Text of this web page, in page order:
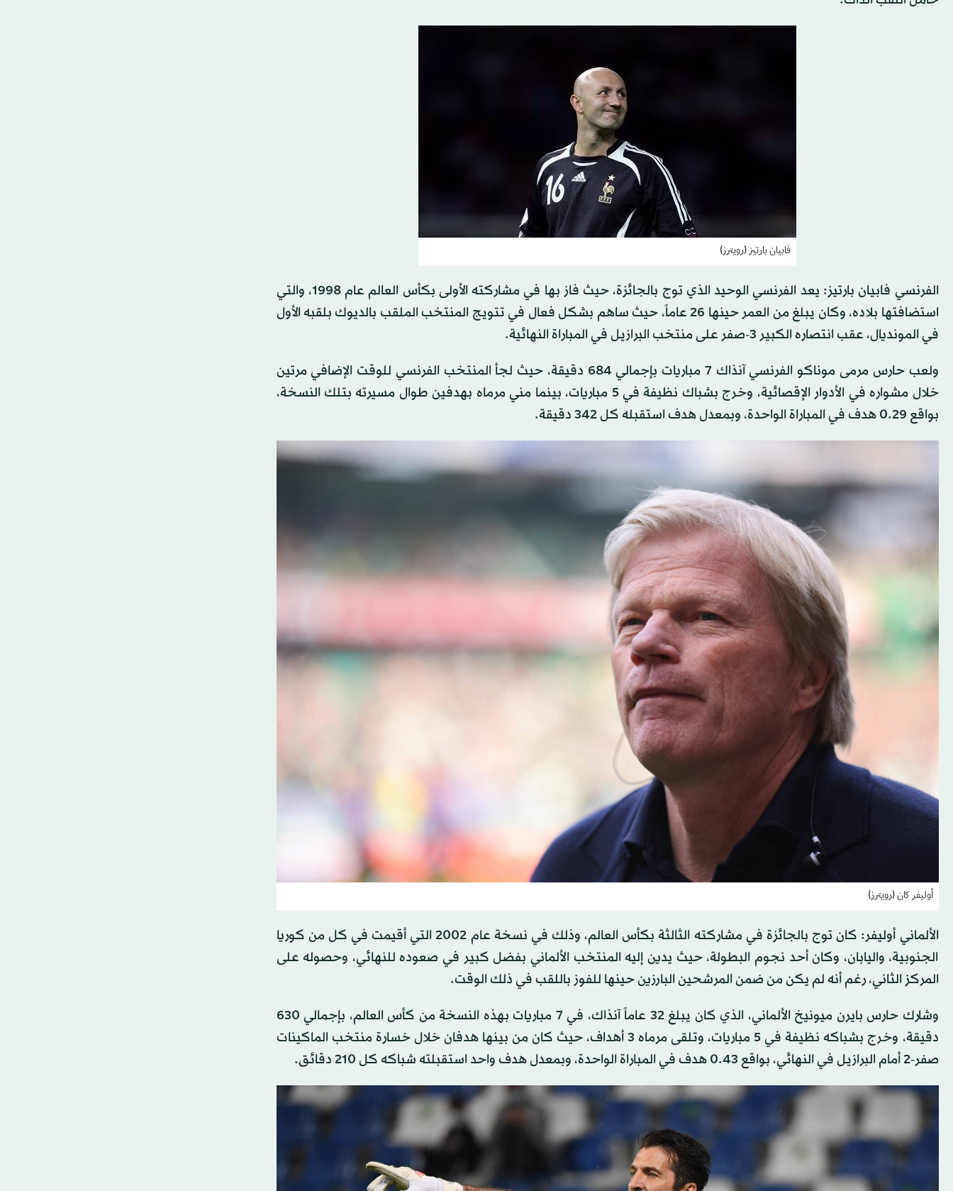
فابيان بارتيز (رويترز)
الفرنسي فابيان بارتيز: يعد الفرنسي الوحيد الذي توج بالجائزة، حيث فاز بها في مشاركته الأولى بكأس العالم عام 1998، والتي
استضافتها بلاده، وكان يبلغ من العمر حينها 26 عاماً، حيث ساهم بشكل فعال في تتويج المنتخب الملقب بالديوك بلقبه الأول
في المونديال، عقب انتصاره الكبير 3-صفر على منتخب البرازيل في المباراة النهائية.
ولعب حارس مرمى موناكو الفرنسي آنذاك 7 مباريات بإجمالي 684 دقيقة، حيث لجأ المنتخب الفرنسي للوقت الإضافي مرتين
خلال مشواره في الأدوار الإقصائية، وخرج بشباك نظيفة في 5 مباريات، بينما مني مرماه بهدفين طوال مسيرته بتلك النسخة،
بواقع 29.‏0 هدف في المباراة الواحدة، وبمعدل هدف استقبله كل 342 دقيقة.
أوليفر كان (رويترز)
الألماني أوليفر: كان توج بالجائزة في مشاركته الثالثة بكأس العالم، وذلك في نسخة عام 2002 التي أقيمت في كل من كوريا
الجنوبية، واليابان، وكان أحد نجوم البطولة، حيث يدين إليه المنتخب الألماني بفضل كبير في صعوده للنهائي، وحصوله على
المركز الثاني، رغم أنه لم يكن من ضمن المرشحين البارزين حينها للفوز باللقب في ذلك الوقت.
وشارك حارس بايرن ميونيخ الألماني، الذي كان يبلغ 32 عاماً آنذاك، في 7 مباريات بهذه النسخة من كأس العالم، بإجمالي 630
دقيقة، وخرج بشباكه نظيفة في 5 مباريات، وتلقى مرماه 3 أهداف، حيث كان من بينها هدفان خلال خسارة منتخب الماكينات
صفر-2 أمام البرازيل في النهائي، بواقع 43.‏0 هدف في المباراة الواحدة، وبمعدل هدف واحد استقبلته شباكه كل 210 دقائق.